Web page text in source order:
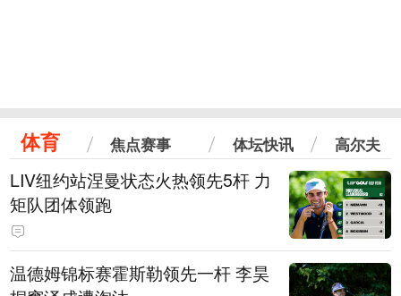
体育 焦点赛事 体坛快讯 高尔夫
LIV纽约站涅曼状态火热领先5杆 力
矩队团体领跑
温德姆锦标赛霍斯勒领先一杆 李昊